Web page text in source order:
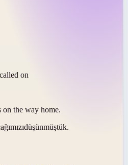
on
on the way home.
düşünmüştük.